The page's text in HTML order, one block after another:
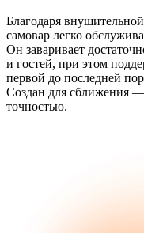
Благодаря
самовар легко
Он заваривает
и гостей, при этом
первой до последней
Создан для сближения
точностью.